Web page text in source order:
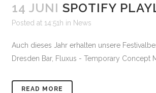
14 JUNI SPOTIFY
Posted at 14:51h in News
Auch dieses Jahr erhalten unsere
Dresden Bar, Fluxus - Temporary Concept
READ MORE